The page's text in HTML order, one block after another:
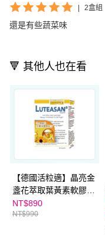
2盒組
還是有些蔬菜味
🔻 其他人也在看
【德國活粒適】晶亮金
盞花萃取葉黃素軟膠囊
(60粒)｜親子家庭嚴選
館
NT$890
NT$990